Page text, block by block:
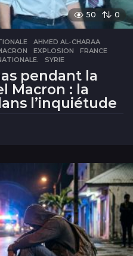
50 0
,AHMED AL-CHARAA
,EXPLOSION ,FRANCE
,SYRIE
pendant la
Macron : la
l’inquiétude